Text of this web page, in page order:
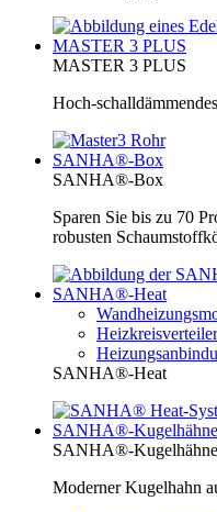
MASTER 3 PLUS
MASTER 3 PLUS
Hoch-
SANHA®-Box
SANHA®-Box
Sparen Sie bis zu 70
robusten
SANHA®-Heat
Heizkreisverteiler
SANHA®-Heat
SANHA®-Kugelhähne
SANHA®-Kugelhähne
Moderner Kugelhahn